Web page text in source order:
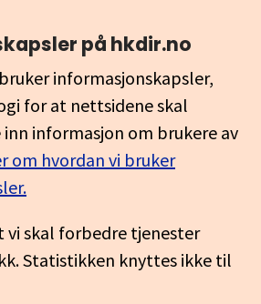
på hkdir.no
informasjonskapsler,
for at nettsidene skal
informasjon om brukere av
om hvordan vi bruker
vi skal forbedre tjenester
Statistikken knyttes ikke til